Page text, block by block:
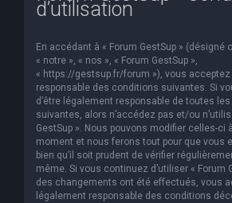
d’utilisation
En accédant à « Forum GestSup » (désigné
« notre », « nos », « Forum GestSup »,
« https://gestsup.fr/forum »), vous acceptez
responsable des conditions suivantes. Si
d’être légalement responsable de toutes
suivantes, alors n’accédez pas et/ou
GestSup ». Nous pouvons modifier celles-ci
moment et nous ferons tout pour que vous
bien qu’il soit prudent de vérifier
même. Si vous continuez d’utiliser « Forum
des changements ont été effectués, vous
légalement responsable des conditions